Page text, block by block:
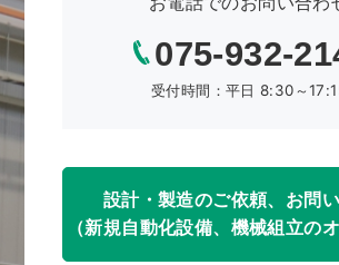
075-932-
受付時間：平日 8:30～
設計・製造のご依頼、お問
（新規自動化設備、機械組立の